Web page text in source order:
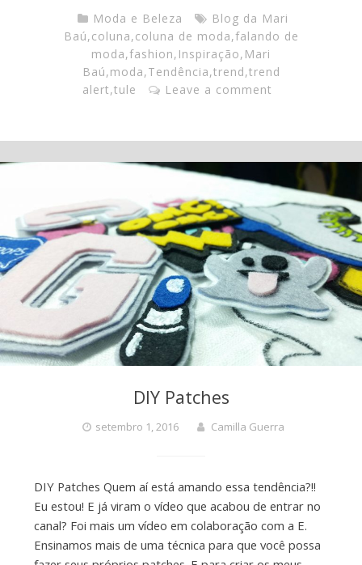
Moda e Beleza
Blog da Mari
Baú,coluna,coluna de moda,falando de
moda,fashion, Inspiração, Mari
Baú,moda,Tendência,trend,trend
alert,tule Leave a comment
DIY Patches
setembro 1, 2016 Camilla Guerra
DIY Patches Quem aí está amando essa tendência?!!
Eu estou! E já viram o vídeo que acabou de entrar no
canal? Foi mais um vídeo em colaboração com a E.
Ensinamos mais de uma técnica para que você possa